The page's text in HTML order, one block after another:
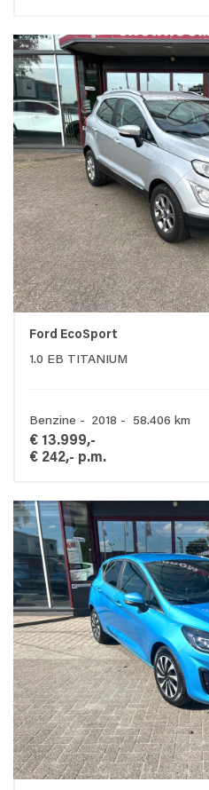
Ford EcoSport
1.0 EB TITANIUM
Benzine - 2018 - 58.406 km
€ 13.999,-
€ 242,- p.m.